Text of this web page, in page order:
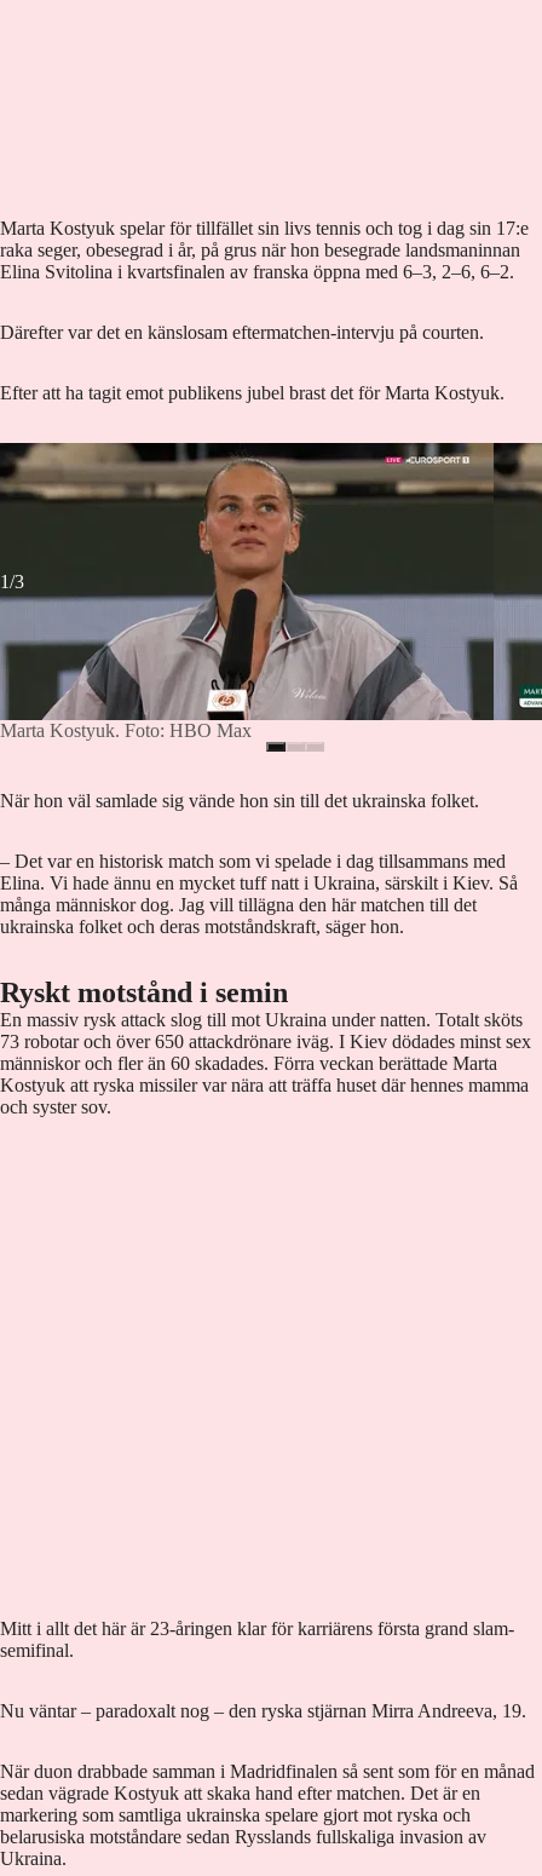
Marta Kostyuk spelar för tillfället sin livs tennis och tog i dag sin 17:e
raka seger, obesegrad i år, på grus när hon besegrade landsmaninnan
Elina Svitolina i kvartsfinalen av franska öppna med 6–3, 2–6, 6–2.
Därefter var det en känslosam eftermatchen-intervju på courten.
Efter att ha tagit emot publikens jubel brast det för Marta Kostyuk.
1/3
Marta Kostyuk. Foto: HBO Max
Marta Kostyuk. Foto: HBO Max
När hon väl samlade sig vände hon sin till det ukrainska folket.
– Det var en historisk match som vi spelade i dag tillsammans med
Elina. Vi hade ännu en mycket tuff natt i Ukraina, särskilt i Kiev. Så
många människor dog. Jag vill tillägna den här matchen till det
ukrainska folket och deras motståndskraft, säger hon.
Ryskt motstånd i semin
En massiv rysk attack slog till mot Ukraina under natten. Totalt sköts
73 robotar och över 650 attackdrönare iväg. I Kiev dödades minst sex
människor och fler än 60 skadades. Förra veckan berättade Marta
Kostyuk att ryska missiler var nära att träffa huset där hennes mamma
och syster sov.
Mitt i allt det här är 23-åringen klar för karriärens första grand slam-
semifinal.
Nu väntar – paradoxalt nog – den ryska stjärnan Mirra Andreeva, 19.
När duon drabbade samman i Madridfinalen så sent som för en månad
sedan vägrade Kostyuk att skaka hand efter matchen. Det är en
markering som samtliga ukrainska spelare gjort mot ryska och
belarusiska motståndare sedan Rysslands fullskaliga invasion av
Ukraina.